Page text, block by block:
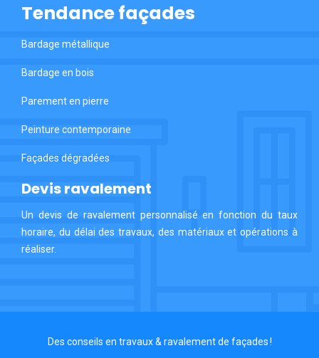
Tendance façades
Bardage métallique
Bardage en bois
Parement en pierre
Peinture contemporaine
Façades dégradées
Devis ravalement
Un devis de ravalement personnalisé en fonction du taux
horaire, du délai des travaux, des matériaux et opérations à
réaliser.
Des conseils en travaux & ravalement de façades !